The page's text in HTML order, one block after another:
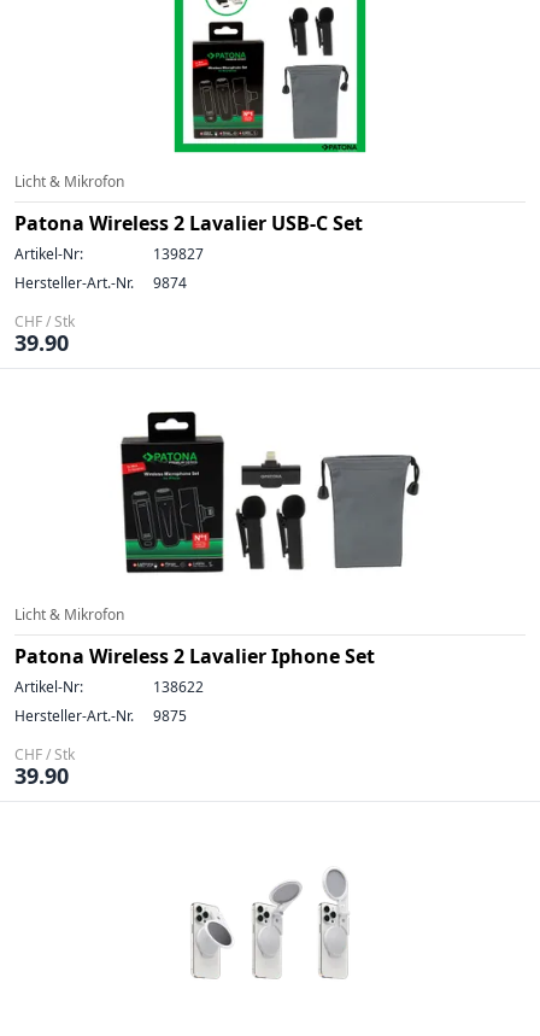
Licht & Mikrofon
Patona Wireless 2 Lavalier USB-C Set
Artikel-Nr:
139827
Hersteller-Art.-Nr.
9874
CHF / Stk
39.90
Licht & Mikrofon
Patona Wireless 2 Lavalier Iphone Set
Artikel-Nr:
138622
Hersteller-Art.-Nr.
9875
CHF / Stk
39.90